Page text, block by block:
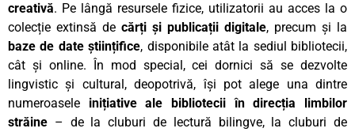
creativă. Pe lângă resursele fizice, utilizatorii au acces la o
colecție extinsă de cărți și publicații digitale, precum și la
baze de date științifice, disponibile atât la sediul bibliotecii,
cât și online. În mod special, cei dornici să se dezvolte
lingvistic și cultural, deopotrivă, își pot alege una dintre
numeroasele inițiative ale bibliotecii în direcția limbilor
străine – de la cluburi de lectură bilingve, la cluburi de